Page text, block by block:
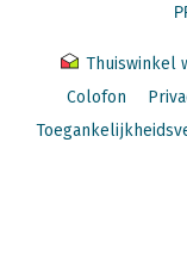
Thuiswinkel
Colofon